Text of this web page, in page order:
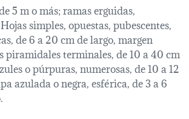
5 m o más; ramas erguidas,
simples, opuestas, pubescentes,
de 6 a 20 cm de largo, margen
piramidales terminales, de 10 a 40 cm
o púrpuras, numerosas, de 10 a 12
azulada o negra, esférica, de 3 a 6